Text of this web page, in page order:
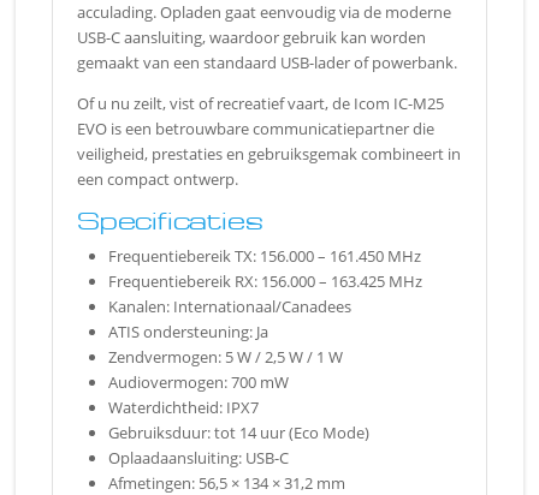
acculading. Opladen gaat eenvoudig via de moderne
USB-C aansluiting, waardoor gebruik kan worden
gemaakt van een standaard USB-lader of powerbank.
Of u nu zeilt, vist of recreatief vaart, de Icom IC-M25
EVO is een betrouwbare communicatiepartner die
veiligheid, prestaties en gebruiksgemak combineert in
een compact ontwerp.
Specificaties
Frequentiebereik TX: 156.000 – 161.450 MHz
Frequentiebereik RX: 156.000 – 163.425 MHz
Kanalen: Internationaal/Canadees
ATIS ondersteuning: Ja
Zendvermogen: 5 W / 2,5 W / 1 W
Audiovermogen: 700 mW
Waterdichtheid: IPX7
Gebruiksduur: tot 14 uur (Eco Mode)
Oplaadaansluiting: USB-C
Afmetingen: 56,5 × 134 × 31,2 mm